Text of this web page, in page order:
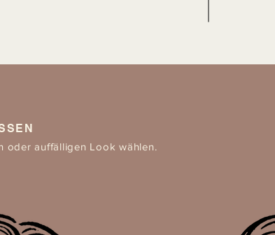
oder auffälligen Look wählen.